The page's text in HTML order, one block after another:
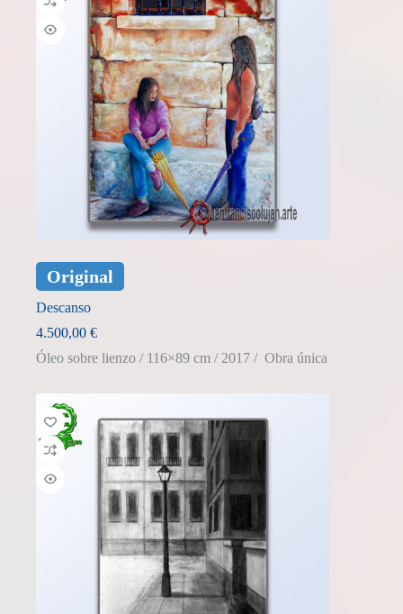
Original
Descanso
4.500,00 €
Óleo sobre lienzo / 116×89 cm / 2017 / Obra única